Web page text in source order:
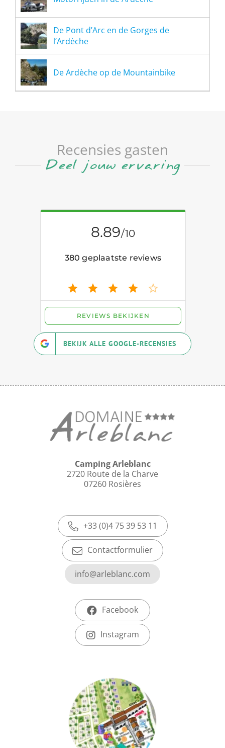
De Pont d’Arc en de Gorges de
l’Ardèche
De Ardèche op de Mountainbike
Recensies gasten
Deel jouw ervaring
BEKIJK ALLE GOOGLE-RECENSIES
Camping Arleblanc
2720 Route de la Charve
07260 Rosières
+33 (0)4 75 39 53 11
Contactformulier
info@arleblanc.com
Facebook
Instagram